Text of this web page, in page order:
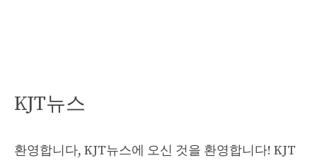
KJT뉴스
환영합니다, KJT뉴스에 오신 것을 환영합니다! KJT